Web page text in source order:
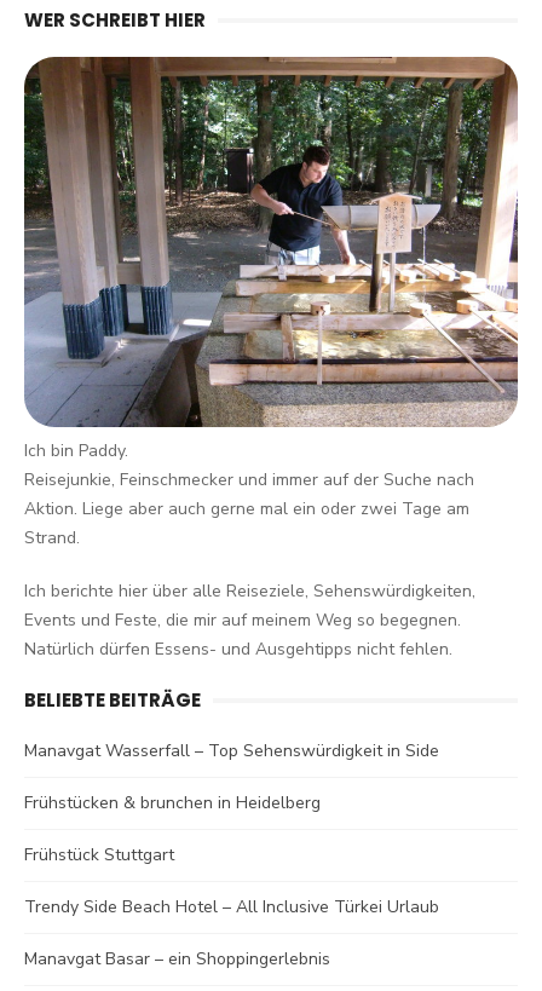
WER SCHREIBT HIER
Ich bin Paddy.
Reisejunkie, Feinschmecker und immer auf der Suche nach
Aktion. Liege aber auch gerne mal ein oder zwei Tage am
Strand.
Ich berichte hier über alle Reiseziele, Sehenswürdigkeiten,
Events und Feste, die mir auf meinem Weg so begegnen.
Natürlich dürfen Essens- und Ausgehtipps nicht fehlen.
BELIEBTE BEITRÄGE
Manavgat Wasserfall – Top Sehenswürdigkeit in Side
Frühstücken & brunchen in Heidelberg
Frühstück Stuttgart
Trendy Side Beach Hotel – All Inclusive Türkei Urlaub
Manavgat Basar – ein Shoppingerlebnis